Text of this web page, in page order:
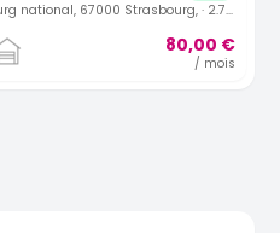
68 a rue du faubourg national, 67000 Strasbourg, · 2.74 km
80,00 €
/ mois